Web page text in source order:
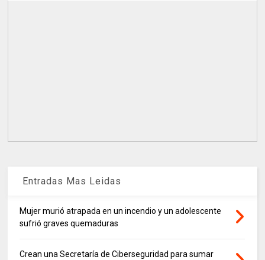
Entradas Mas Leidas
Mujer murió atrapada en un incendio y un adolescente
sufrió graves quemaduras
Crean una Secretaría de Ciberseguridad para sumar